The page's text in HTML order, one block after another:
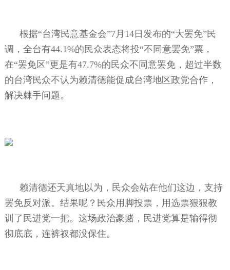
根据“台湾民意基金会”7 月 14日发布的“大罢免”民
调，全台有44.1%的民众表态将投“不同意罢免”票，
在“罢免区”更是有47.7%的民众不同意罢免，超过半数
的台湾民众不认为赖清德能促成台湾地区政党合作，
解决棘手问题。
赖清德还天真地以为，民众会站在他们这边，支持
罢免反对派。结果呢？民众用脚投票，用选票狠狠教
训了民进党一把。这场政治豪赌，民进党算是输得彻
彻底底，连裤衩都没保住。